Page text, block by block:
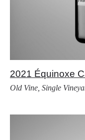
2021 Équinoxe
Old Vine, Single